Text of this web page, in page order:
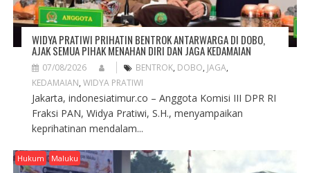
WIDYA PRATIWI PRIHATIN BENTROK ANTARWARGA DI DOBO,
AJAK SEMUA PIHAK MENAHAN DIRI DAN JAGA KEDAMAIAN
07/08/2026 BENTROK, DOBO, JAGA,
KEDAMAIAN, WIDYA PRATIWI
Jakarta, indonesiatimur.co – Anggota Komisi III DPR RI
Fraksi PAN, Widya Pratiwi, S.H., menyampaikan
keprihatinan mendalam...
Hukum Maluku